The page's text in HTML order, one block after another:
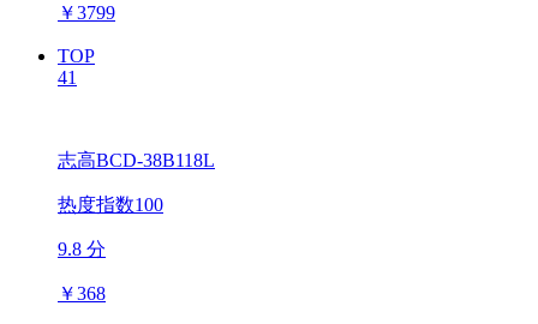
￥3799
TOP
41
志高BCD-38B118L
热度指数100
9.8 分
￥368